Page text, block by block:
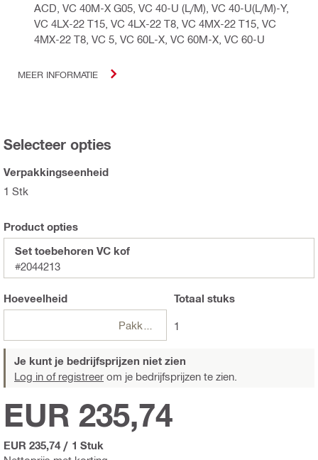
ACD, VC 40M-X G05, VC 40-U (L/M), VC 40-U(L/M)-Y,
VC 4LX-22 T15, VC 4LX-22 T8, VC 4MX-22 T15, VC
4MX-22 T8, VC 5, VC 60L-X, VC 60M-X, VC 60-U
MEER INFORMATIE
Selecteer opties
Verpakkingseenheid
1 Stk
Product opties
Set toebehoren VC kof
#2044213
Hoeveelheid
Pakketten
Totaal stuks
1
Je kunt je bedrijfsprijzen niet zien
Log in of registreer om je bedrijfsprijzen te zien.
EUR 235,74
EUR 235,74 / 1 Stuk